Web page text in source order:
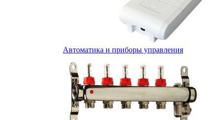
Автоматика и приборы управления